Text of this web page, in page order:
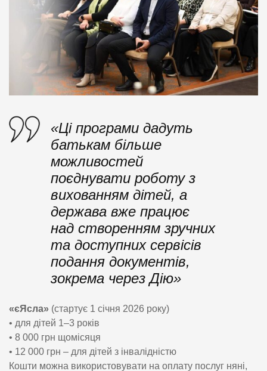
«Ці програми дадуть
батькам більше
можливостей
поєднувати роботу з
вихованням дітей, а
держава вже працює
над створенням зручних
та доступних сервісів
подання документів,
зокрема через Дію»
«єЯсла» (стартує 1 січня 2026 року)
• для дітей 1–3 років
• 8 000 грн щомісяця
• 12 000 грн – для дітей з інвалідністю
Кошти можна використовувати на оплату послуг няні,